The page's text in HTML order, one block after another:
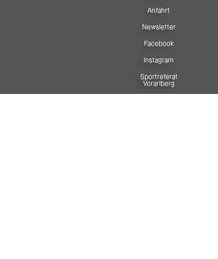
Anfahrt
Newsletter
Facebook
Instagram
Sportreferat
Vorarlberg